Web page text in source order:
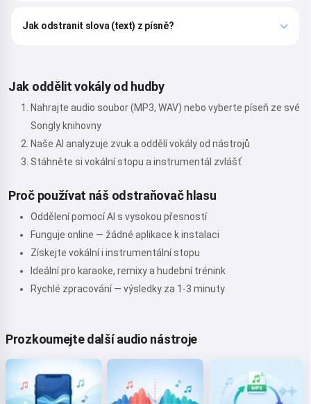
Jak odstranit slova (text) z písně?
Jak oddělit vokály od hudby
Nahrajte audio soubor (MP3, WAV) nebo vyberte píseň ze své
Songly knihovny
Naše AI analyzuje zvuk a oddělí vokály od nástrojů
Stáhněte si vokální stopu a instrumentál zvlášť
Proč používat náš odstraňovač hlasu
Oddělení pomocí AI s vysokou přesností
Funguje online — žádné aplikace k instalaci
Získejte vokální i instrumentální stopu
Ideální pro karaoke, remixy a hudební trénink
Rychlé zpracování — výsledky za 1-3 minuty
Prozkoumejte další audio nástroje